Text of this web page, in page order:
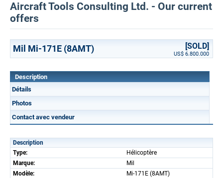
Aircraft Tools Consulting Ltd. - Our current
offers
Mil Mi-171E (8AMT) [SOLD]
US$ 6.800.000
Description
Détails
Photos
Contact avec vendeur
Description
Type:
Hélicoptère
Marque:
Mil
Modèle:
Mi-171E (8AMT)